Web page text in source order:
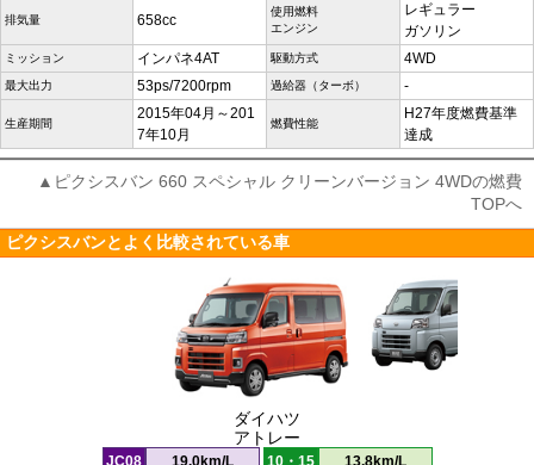
排気量 658cc
使用燃料
エンジン
レギュラー
ガソリン
ミッション インパネ4AT 駆動方式 4WD
最大出力 53ps/7200rpm 過給器（ターボ） -
生産期間
2015年04月～201
7年10月
燃費性能
H27年度燃費基準
達成
▲ピクシスバン 660 スペシャル クリーンバージョン 4WDの燃費
TOPへ
ピクシスバンとよく比較されている車
ダイハツ
アトレー
JC08 19.0km/L 10・15 13.8km/L